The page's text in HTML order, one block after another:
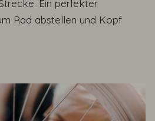
Ein perfekter
Rad abstellen und Kopf